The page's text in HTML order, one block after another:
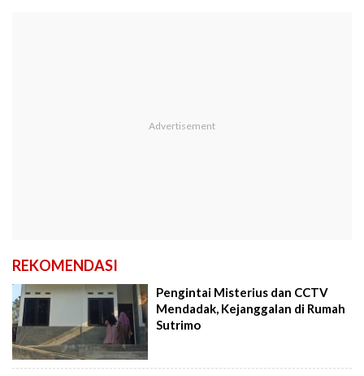
REKOMENDASI
Pengintai Misterius dan CCTV
Mendadak, Kejanggalan di Rumah
Sutrimo